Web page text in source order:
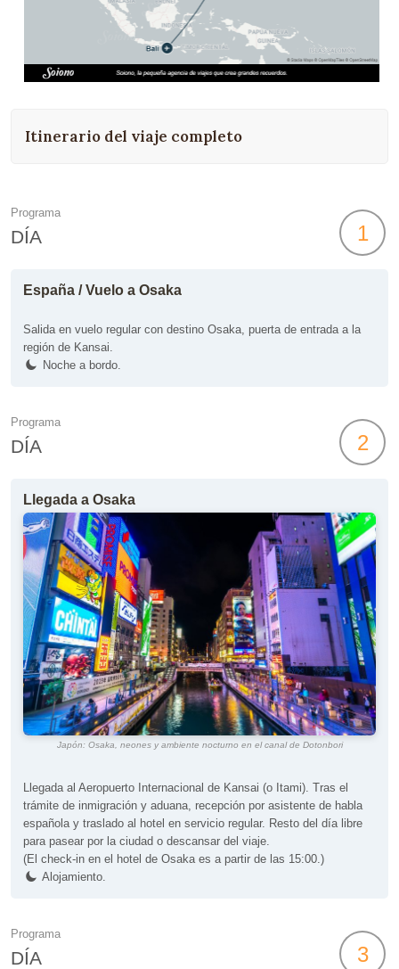
Itinerario del viaje completo
Programa
DÍA 1
España / Vuelo a Osaka
Salida en vuelo regular con destino Osaka, puerta de entrada a la
región de Kansai.
Noche a bordo.
Programa
DÍA 2
Llegada a Osaka
Japón: Osaka, neones y ambiente nocturno en el canal de Dotonbori
Llegada al Aeropuerto Internacional de Kansai (o Itami). Tras el
trámite de inmigración y aduana, recepción por asistente de habla
española y traslado al hotel en servicio regular. Resto del día libre
para pasear por la ciudad o descansar del viaje.
(El check-in en el hotel de Osaka es a partir de las 15:00.)
Alojamiento.
Programa
DÍA 3